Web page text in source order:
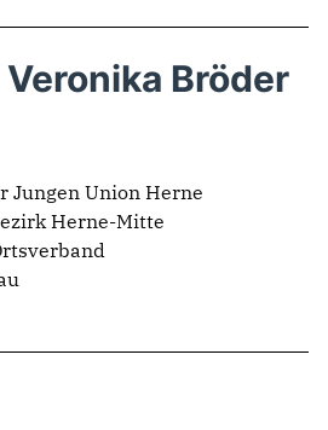
Bröder
Jungen Union Herne
Herne-Mitte